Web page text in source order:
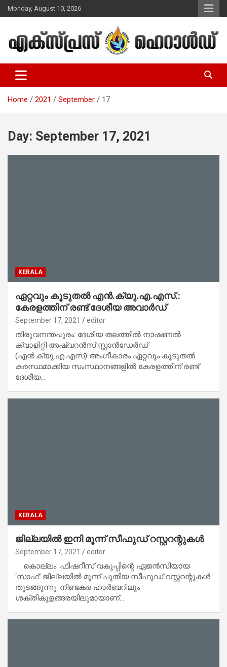
Skip
to
Monday, August 10, 2026
Express Herald – Malayalam
Christian News
Home 2021 September 17
Day: September 17, 2021
KERALA
ഏറ്റവും കൂടുതല്‍ എന്‍.ക്യു.എ.എസ്.:
കേരളത്തിന് രണ്ട് ദേശീയ അവാര്‍ഡ്
September 17, 2021 editor
തിരുവനന്തപുരം: ദേശീയ തലത്തില്‍ നാഷണല്‍
ക്വാളിറ്റി അഷ്വറന്‍സ് സ്റ്റാന്‍ഡേര്‍ഡ്
(എന്‍.ക്യു.എ.എസ്) അംഗീകാരം ഏറ്റവും കൂടുതല്‍
കരസ്ഥമാക്കിയ സംസ്ഥാനങ്ങളില്‍ കേരളത്തിന് രണ്ട്
ദേശീയ…
KERALA
ജില്ലയില്‍ ഇനി മൂന്ന് സീഫുഡ് റസ്റ്ററന്റുകള്‍
September 17, 2021 editor
കൊല്ലം: ഫിഷറീസ് വകുപ്പിന്റെ ഏജന്‍സിയായ
‘സാഫ്’ ജില്ലയില്‍ മൂന്ന് പുതിയ സീഫുഡ് റസ്റ്ററന്റുകള്‍
തുടങ്ങുന്നു. നീണ്ടകര ഹാര്‍ബറിലും
ശക്തികുളങ്ങരയിലുമായാണ്…